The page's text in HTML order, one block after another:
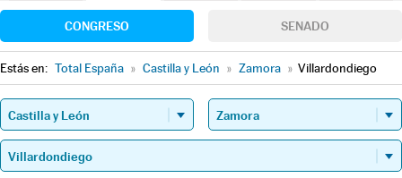
CONGRESO SENADO
Estás en: Total España » Castilla y León » Zamora » Villardondiego